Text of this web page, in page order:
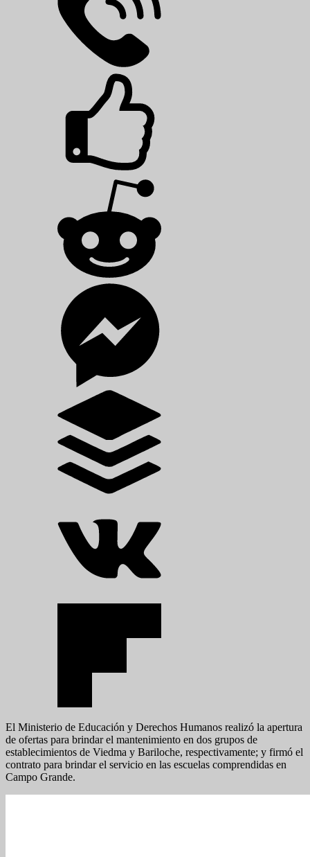
El Ministerio de Educación y Derechos Humanos realizó la apertura
de ofertas para brindar el mantenimiento en dos grupos de
establecimientos de Viedma y Bariloche, respectivamente; y firmó el
contrato para brindar el servicio en las escuelas comprendidas en
Campo Grande.